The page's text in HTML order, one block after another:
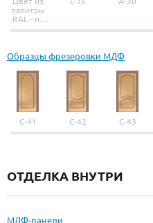
палитры
RAL - на
выбор
Образцы фрезеровки МДФ
С-41 С-42 С-43
ОТДЕЛКА ВНУТРИ
МДФ-панели